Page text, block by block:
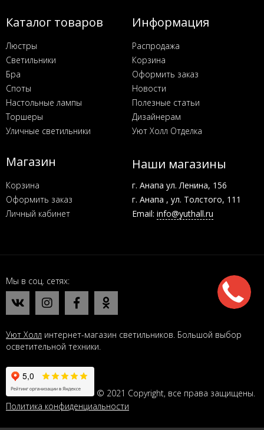
Каталог товаров
Люстры
Светильники
Бра
Споты
Настольные лампы
Торшеры
Уличные светильники
Информация
Распродажа
Корзина
Оформить заказ
Новости
Полезные статьи
Дизайнерам
Уют Холл Отделка
Магазин
Корзина
Оформить заказ
Личный кабинет
Наши магазины
г. Анапа ул. Ленина, 156
г. Анапа , ул. Толстого, 111
Email: info@yuthall.ru
Мы в соц. сетях
Уют Холл интернет-магазин светильников. Большой выбор
осветительной техники.
© 2021 Copyright, все права защищены.
Политика конфиденциальности